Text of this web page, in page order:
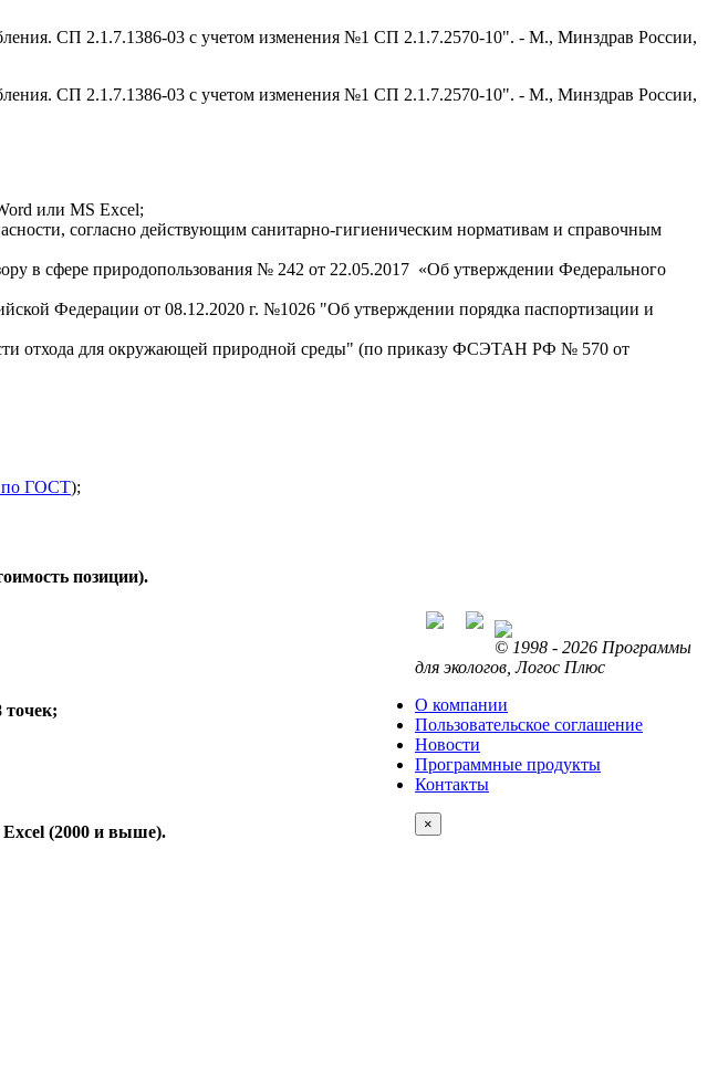
СП 2.1.7.1386-03 с учетом изменения №1 СП 2.1.7.2570-10". - М., Минздрав России,
СП 2.1.7.1386-03 с учетом изменения №1 СП 2.1.7.2570-10". - М., Минздрав России,
или MS Excel;
согласно действующим санитарно-гигиеническим нормативам и справочным
в сфере природопользования № 242 от 22.05.2017 «Об утверждении Федерального
Федерации от 08.12.2020 г. №1026 "Об утверждении порядка паспортизации и
отхода для окружающей природной среды" (по приказу ФСЭТАН РФ № 570 от
по ГОСТ);
позиции).
точек;
(2000 и выше).
© 1998 - 2026 Программы
для экологов, Логос Плюс
О компании
Пользовательское соглашение
Новости
Программные продукты
Контакты
×